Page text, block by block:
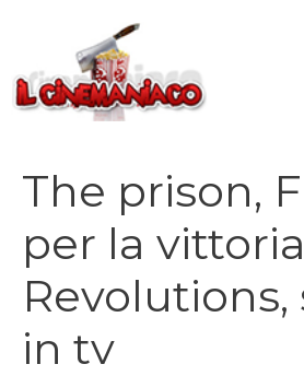
contenuto
The prison,
per la
Revolutions,
in tv